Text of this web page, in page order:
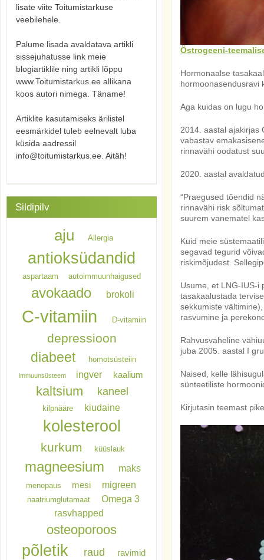
Östrogeeni-
Hormonaalse
hormoonasendusravi
Aga kuidas on lugu
2014. aastal ajakirjas
vabastav
rinnavähi oodatust
2020. aastal
“Praegused tõendid
rinnavähi risk
suurem vanematel
Kuid meie
segavad tegurid
riskimõjudest.
Usume, et LNG-IUS-i
tasakaalustada
sekkumiste
rasvumine ja
Rahvusvaheline
juba 2005. aastal I
Naised, kelle
sünteetiliste
Kirjutasin teemast
lisate viite Toitumistarkuse
veebilehele.
Palume lisada avaldatava artikli
sissejuhatusse link meie
blogiartiklile ning artikli lõppu
www.Toitumistarkus.ee allikana
koos autori nimega. Täname!
Artiklite kasutamiseks ärilistel
eesmärkidel tuleb eelnevalt luba
küsida aadressil
info@toitumistarkus.ee. Aitäh!
Sildipilv
aju Allergia
antioksüdandid
aspartaam autoimmuunhaigused
avokaado brokoli
C-vitamiin D-vitamiin
depressioon
diabeet homotsüsteiin
immuunsüsteem ingver kaalium
kaltsium kaneel
kilpnääre kiudaine
kolesterool
kurkum küüslauk
magneesium maks
menopaus mesi migreen
naatriumglutamaat
Omega 3
rasvhapped
osteoporoos
põletik raud ravimid